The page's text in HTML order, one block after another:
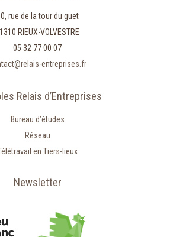
rue de la tour du guet
RIEUX-VOLVESTRE
05 32 77 00 07
entreprises.fr
Relais d’Entreprises
Bureau d’études
Réseau
en Tiers-lieux
Newsletter